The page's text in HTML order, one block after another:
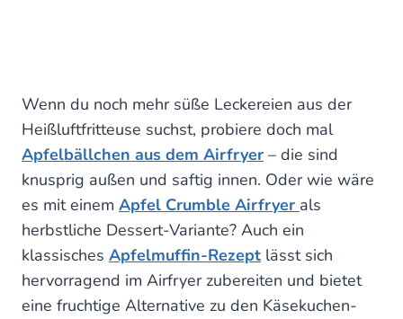
Wenn du noch mehr süße Leckereien aus der
Heißluftfritteuse suchst, probiere doch mal
Apfelbällchen aus dem Airfryer – die sind
knusprig außen und saftig innen. Oder wie wäre
es mit einem Apfel Crumble Airfryer als
herbstliche Dessert-Variante? Auch ein
klassisches Apfelmuffin-Rezept lässt sich
hervorragend im Airfryer zubereiten und bietet
eine fruchtige Alternative zu den Käsekuchen-